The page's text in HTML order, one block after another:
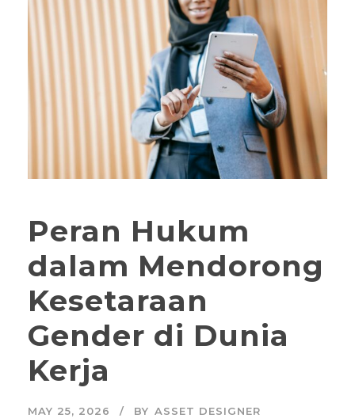
Peran Hukum
dalam Mendorong
Kesetaraan
Gender di Dunia
Kerja
MAY 25, 2026 BY ASSET DESIGNER